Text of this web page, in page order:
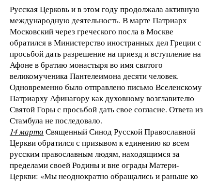
Русская Церковь и в этом году продолжала активную
международную деятельность. В марте Патриарх
Московский через греческого посла в Москве
обратился в Министерство иностранных дел Греции с
просьбой дать разрешение на приезд и вступление на
Афоне в братию монастыря во имя святого
великомученика Пантелеимона десяти человек.
Одновременно было отправлено письмо Вселенскому
Патриарху Афинагору как духовному возглавителю
Святой Горы с просьбой дать свое согласие. Ответа из
Стамбула не последовало.
14 марта Священный Синод Русской Православной
Церкви обратился с призывом к единению ко всем
русским православным людям, находящимся за
пределами своей Родины и вне ограды Матери-
Церкви: «Мы неоднократно обращались и раньше ко